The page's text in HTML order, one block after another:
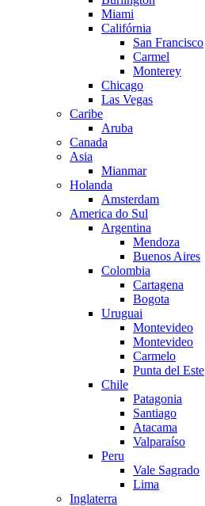
Miami
Califórnia
San Francisco
Carmel
Monterey
Chicago
Las Vegas
Caribe
Aruba
Canada
Asia
Mianmar
Holanda
Amsterdam
America do Sul
Argentina
Mendoza
Buenos Aires
Colombia
Cartagena
Bogota
Uruguai
Montevideo
Montevideo
Carmelo
Punta del Este
Chile
Patagonia
Santiago
Atacama
Valparaíso
Peru
Vale Sagrado
Lima
Inglaterra